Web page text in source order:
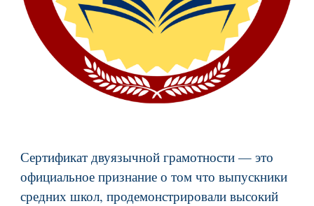
Сертификат двуязычной грамотности — это
официальное признание о том что выпускники
средних школ, продемонстрировали высокий